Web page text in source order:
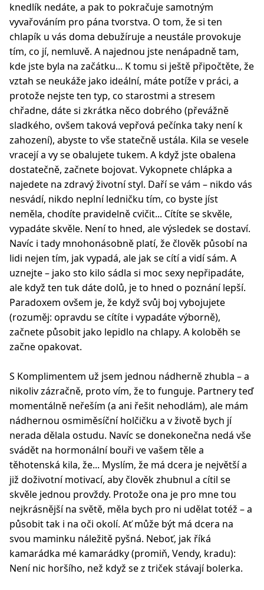
knedlík nedáte, a pak to pokračuje samotným
vyvařováním pro pána tvorstva. O tom, že si ten
chlapík u vás doma debužíruje a neustále provokuje
tím, co jí, nemluvě. A najednou jste nenápadně tam,
kde jste byla na začátku... K tomu si ještě připočtěte, že
vztah se neukáže jako ideální, máte potíže v práci, a
protože nejste ten typ, co starostmi a stresem
chřadne, dáte si zkrátka něco dobrého (převážně
sladkého, ovšem taková vepřová pečínka taky není k
zahození), abyste to vše statečně ustála. Kila se vesele
vracejí a vy se obalujete tukem. A když jste obalena
dostatečně, začnete bojovat. Vykopnete chlápka a
najedete na zdravý životní styl. Daří se vám – nikdo vás
nesvádí, nikdo neplní ledničku tím, co byste jíst
neměla, chodíte pravidelně cvičit... Cítíte se skvěle,
vypadáte skvěle. Není to hned, ale výsledek se dostaví.
Navíc i tady mnohonásobně platí, že člověk působí na
lidi nejen tím, jak vypadá, ale jak se cítí a vidí sám. A
uznejte – jako sto kilo sádla si moc sexy nepřipadáte,
ale když ten tuk dáte dolů, je to hned o poznání lepší.
Paradoxem ovšem je, že když svůj boj vybojujete
(rozuměj: opravdu se cítíte i vypadáte výborně),
začnete působit jako lepidlo na chlapy. A koloběh se
začne opakovat.
S Komplimentem už jsem jednou nádherně zhubla – a
nikoliv zázračně, proto vím, že to funguje. Partnery teď
momentálně neřeším (a ani řešit nehodlám), ale mám
nádhernou osmiměsíční holčičku a v životě bych jí
nerada dělala ostudu. Navíc se donekonečna nedá vše
svádět na hormonální bouři ve vašem těle a
těhotenská kila, že... Myslím, že má dcera je největší a
již doživotní motivací, aby člověk zhubnul a cítil se
skvěle jednou provždy. Protože ona je pro mne tou
nejkrásnější na světě, měla bych pro ni udělat totéž – a
působit tak i na oči okolí. Ať může být má dcera na
svou maminku náležitě pyšná. Neboť, jak říká
kamarádka mé kamarádky (promiň, Vendy, kradu):
Není nic horšího, než když se z triček stávají bolerka.